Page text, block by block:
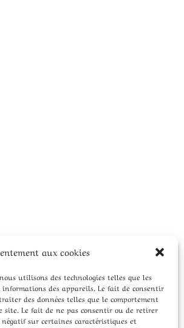
aux cookies
utilisons des technologies telles que les
informations des appareils. Le fait de consentir
des données telles que le comportement
site. Le fait de ne pas consentir ou de retirer
sur certaines caractéristiques et